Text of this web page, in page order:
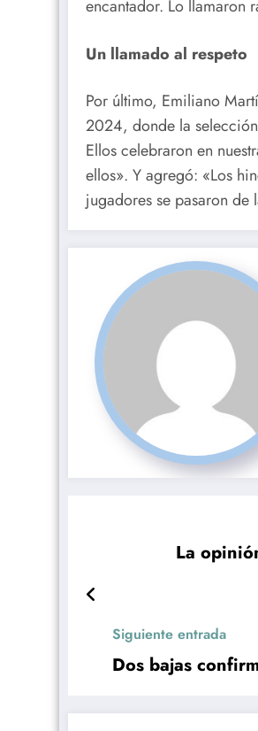
encantador. Lo llamaron
Un llamado al respeto
Por último, Emiliano
2024, donde la
Ellos celebraron en
ellos». Y agregó: «Los
jugadores se pasaron de
La
Siguiente entrada
Dos bajas